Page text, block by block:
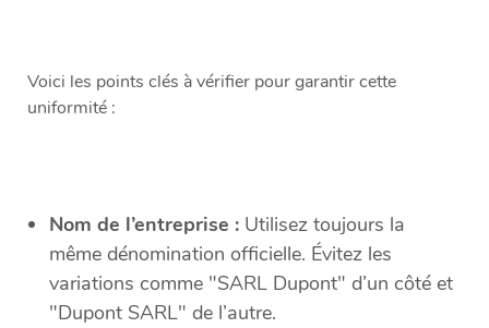
Voici les points clés à vérifier pour garantir cette
uniformité :
Nom de l’entreprise : Utilisez toujours la
même dénomination officielle. Évitez les
variations comme "SARL Dupont" d’un côté et
"Dupont SARL" de l’autre.